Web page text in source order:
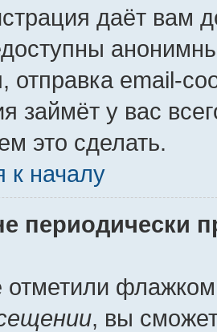
даёт вам
отправка email-
займёт у вас
это сделать.
к началу
периодически
отметили
, вы